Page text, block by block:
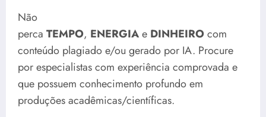
Não
perca TEMPO, ENERGIAe DINHEIROcom
conteúdo plagiado e/ou gerado por IA. Procure
por especialistas com experiência comprovada e
que possuem conhecimento profundo em
produções acadêmicas/científicas.